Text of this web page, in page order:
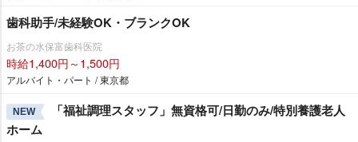
歯科助手/未経験OK・ブランクOK
お茶の水保富歯科医院
時給1,400円～1,500円
アルバイト・パート / 東京都
NEW
「福祉調理スタッフ」無資格可/日勤のみ/特別養護老人
ホーム